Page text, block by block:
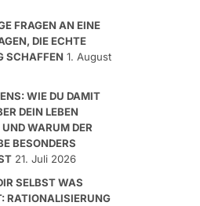
FRAGEN AN EINE
DIE ECHTE
SCHAFFEN 1. August
WIE DU DAMIT
DEIN LEBEN
WARUM DER
BESONDERS
21. Juli 2026
SELBST WAS
RATIONALISIERUNG